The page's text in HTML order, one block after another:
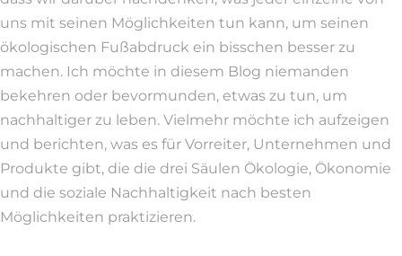
uns mit seinen Möglichkeiten tun kann, um seinen
ökologischen Fußabdruck ein bisschen besser zu
machen. Ich möchte in diesem Blog niemanden
bekehren oder bevormunden, etwas zu tun, um
nachhaltiger zu leben. Vielmehr möchte ich aufzeigen
und berichten, was es für Vorreiter, Unternehmen und
Produkte gibt, die die drei Säulen Ökologie, Ökonomie
und die soziale Nachhaltigkeit nach besten
Möglichkeiten praktizieren.